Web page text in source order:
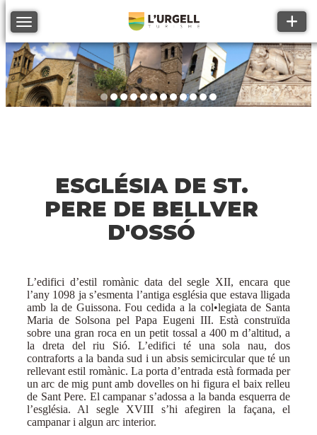
Toggle navigation
ESGLÉSIA DE ST.
PERE DE BELLVER
D'OSSÓ
L’edifici d’estil romànic data del segle XII, encara que
l’any 1098 ja s’esmenta l’antiga església que estava lligada
amb la de Guissona. Fou cedida a la col•legiata de Santa
Maria de Solsona pel Papa Eugeni III. Està construïda
sobre una gran roca en un petit tossal a 400 m d’altitud, a
la dreta del riu Sió. L’edifici té una sola nau, dos
contraforts a la banda sud i un absis semicircular que té un
rellevant estil romànic. La porta d’entrada està formada per
un arc de mig punt amb dovelles on hi figura el baix relleu
de Sant Pere. El campanar s’adossa a la banda esquerra de
l’església. Al segle XVIII s’hi afegiren la façana, el
campanar i algun arc interior.